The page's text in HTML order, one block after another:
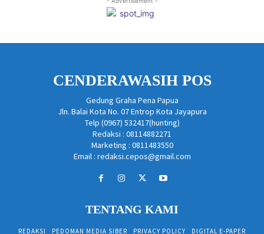
CENDERAWASIH POS
Gedung Graha Pena Papua
Jln. Balai Kota No. 07 Entrop Kota Jayapura
Telp (0967) 532417(hunting)
Redaksi : 08114882271
Marketing : 0811483550
Email : redaksi.cepos@gmail.com
TENTANG KAMI
REDAKSI PEDOMAN MEDIA SIBER PRIVACY POLICY DIGITAL E-PAPER